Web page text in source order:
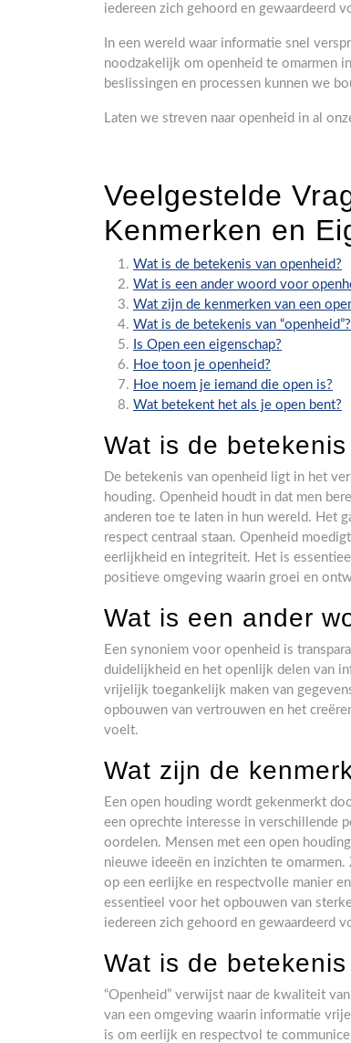
iedereen zich gehoord en gewaardeerd
In een wereld waar informatie snel
noodzakelijk om openheid te omarmen
beslissingen en processen kunnen we
Laten we streven naar openheid in al
Veelgestelde
Kenmerken en
Wat is de betekenis van openheid?
Wat is een ander woord voor
Wat zijn de kenmerken van een
Wat is de betekenis van “openheid”?
Is Open een eigenschap?
Hoe toon je openheid?
Hoe noem je iemand die open is?
Wat betekent het als je open bent?
Wat is de
De betekenis van openheid ligt in het
houding. Openheid houdt in dat men
anderen toe te laten in hun wereld. Het
respect centraal staan. Openheid
eerlijkheid en integriteit. Het is
positieve omgeving waarin groei en
Wat is een ander
Een synoniem voor openheid is
duidelijkheid en het openlijk delen van
vrijelijk toegankelijk maken van
opbouwen van vertrouwen en het
voelt.
Wat zijn de
Een open houding wordt gekenmerkt
een oprechte interesse in verschillende
oordelen. Mensen met een open
nieuwe ideeën en inzichten te
op een eerlijke en respectvolle manier
essentieel voor het opbouwen van
iedereen zich gehoord en gewaardeerd
Wat is de betekenis
“Openheid” verwijst naar de kwaliteit
van een omgeving waarin informatie
is om eerlijk en respectvol te